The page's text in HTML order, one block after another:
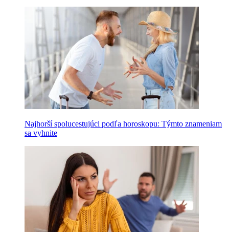
Najhorší spolucestujúci podľa horoskopu: Týmto znameniam
sa vyhnite